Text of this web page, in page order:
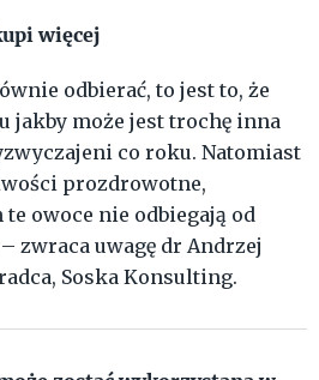
więcej
odbierać, to jest to, że
jakby może jest trochę inna
co roku. Natomiast
prozdrowotne,
owoce nie odbiegają od
zwraca uwagę dr Andrzej
Soska Konsulting.